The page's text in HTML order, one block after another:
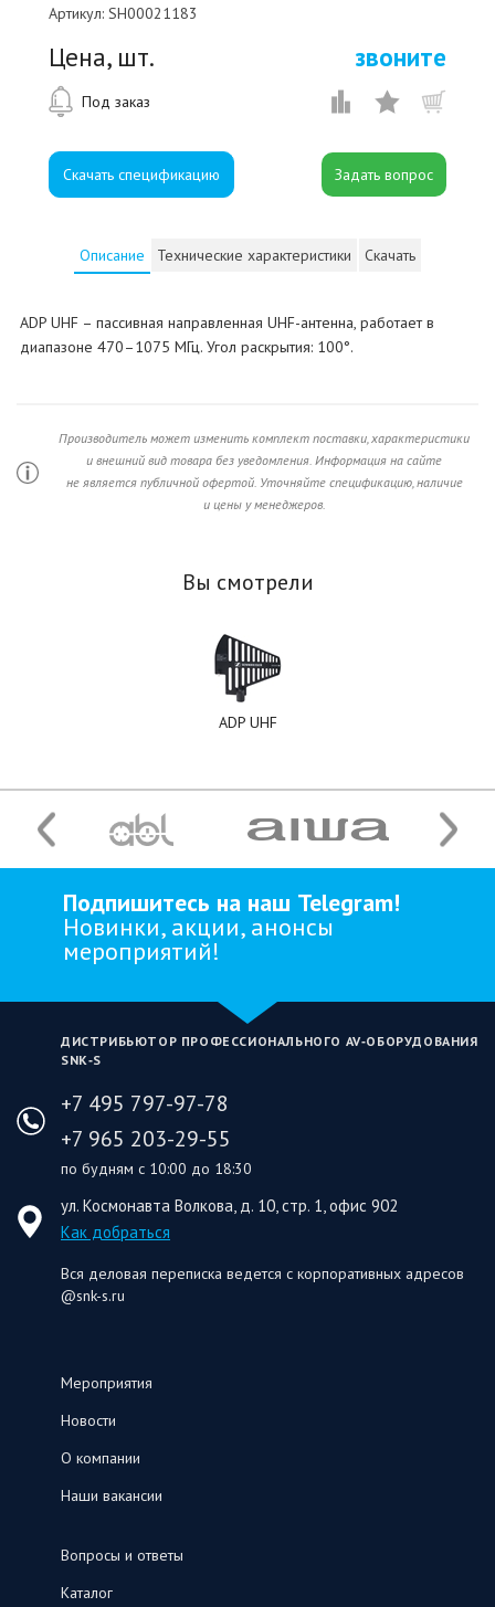
Артикул: SH00021183
Цена, шт. звоните
Под заказ
Скачать спецификацию
Описание Технические характеристики Скачать
ADP UHF – пассивная направленная UHF-антенна, работает в
диапазоне 470–1075 МГц. Угол раскрытия: 100°.
Производитель может изменить комплект поставки, характеристики
и внешний вид товара без уведомления. Информация на сайте
не является публичной офертой. Уточняйте спецификацию, наличие
и цены у менеджеров.
Вы смотрели
ADP UHF
Подпишитесь на наш Telegram!
Новинки, акции, анонсы
мероприятий!
ДИСТРИБЬЮТОР ПРОФЕССИОНАЛЬНОГО AV‑ОБОРУДОВАНИЯ
SNK‑S
+7 495 797-97-78
+7 965 203-29-55
по будням с 10:00 до 18:30
ул. Космонавта Волкова, д. 10, стр. 1, офис 902
Как добраться
Вся деловая переписка ведется с корпоративных адресов
@snk-s.ru
Мероприятия
Новости
О компании
Наши вакансии
Вопросы и ответы
Каталог